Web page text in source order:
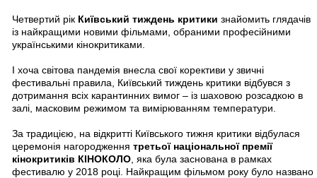
Четвертий рік Київський тиждень критики знайомить глядачів
із найкращими новими фільмами, обраними професійними
українськими кінокритиками.
І хоча світова пандемія внесла свої корективи у звичні
фестивальні правила, Київський тиждень критики відбувся з
дотримання всіх карантинних вимог – із шаховою розсадкою в
залі, масковим режимом та вимірюванням температури.
За традицією, на відкритті Київського тижня критики відбулася
церемонія нагородження третьої національної премії
кінокритиків КІНОКОЛО , яка була заснована в рамках
фестивалю у 2018 році. Найкращим фільмом року було названо